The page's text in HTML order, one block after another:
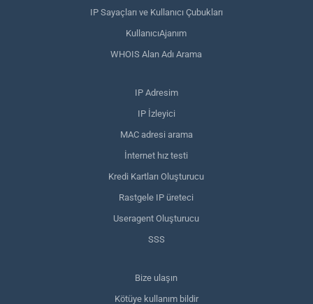
IP Sayaçları ve Kullanıcı Çubukları
KullanıcıAjanım
WHOIS Alan Adı Arama
IP Adresim
IP İzleyici
MAC adresi arama
İnternet hız testi
Kredi Kartları Oluşturucu
Rastgele IP üreteci
Useragent Oluşturucu
SSS
Bize ulaşın
Kötüye kullanım bildir